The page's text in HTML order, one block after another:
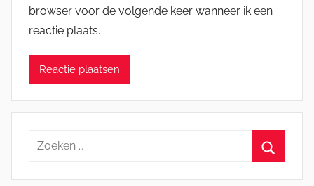
browser voor de volgende keer wanneer ik een
reactie plaats.
Zoeken